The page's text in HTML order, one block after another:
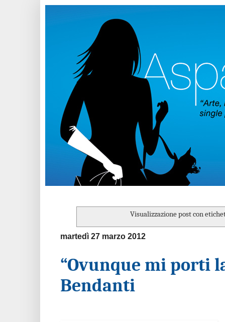
Visualizzazione post con
martedì 27 marzo 2012
“Ovunque mi porti
Bendanti